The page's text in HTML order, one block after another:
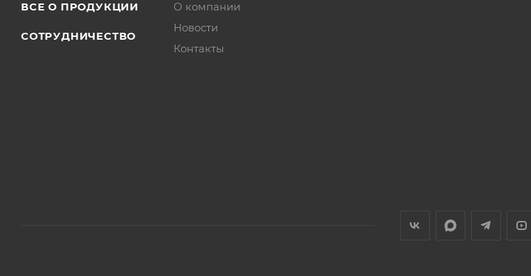
ВСЕ О ПРОДУКЦИИ
СОТРУДНИЧЕСТВО
О компании
Новости
Контакты